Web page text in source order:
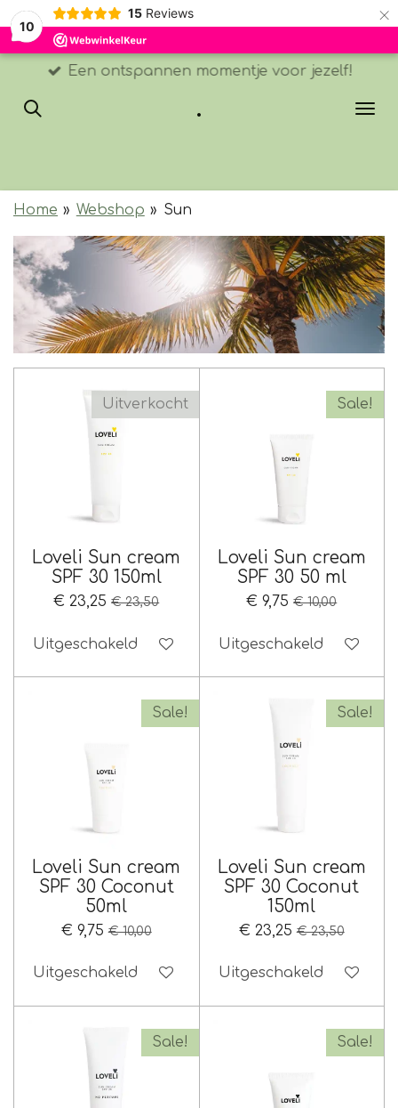
10
15 Reviews ×
.
Een ontspannen momentje voor jezelf!
Home » Webshop » Sun
Uitverkocht
Loveli Sun cream
SPF 30 150ml
€ 23,25 € 23,50
Uitgeschakeld
Sale!
Loveli Sun cream
SPF 30 50 ml
€ 9,75 € 10,00
Uitgeschakeld
Sale!
Loveli Sun cream
SPF 30 Coconut
50ml
€ 9,75 € 10,00
Uitgeschakeld
Sale!
Loveli Sun cream
SPF 30 Coconut
150ml
€ 23,25 € 23,50
Uitgeschakeld
Sale! Sale!